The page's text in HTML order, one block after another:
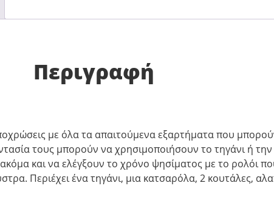
Περιγραφή
με όλα τα απαιτούμενα εξαρτήματα που
τους μπορούν να χρησιμοποιήσουν το τηγάνι ή
και να ελέγξουν το χρόνο ψησίματος με το ρολόι
Περιέχει ένα τηγάνι, μια κατσαρόλα, 2 κουτάλες,